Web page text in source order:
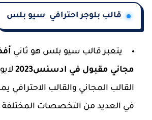
قالب بلوجر احترافي سيو بلس
يتعبر قالب سيو بلس هو ثاني
مجاني مقبول في ادسنس2023
القالب المجاني والقالب الاحترافي
في العديد من التخصصات المختلفة